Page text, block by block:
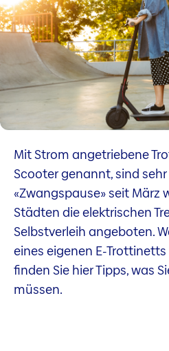
Mit Strom angetriebene
Scooter genannt, sind
«Zwangspause» seit März
Städten die elektrischen
Selbstverleih angeboten.
eines eigenen E-
finden Sie hier Tipps, was
müssen.